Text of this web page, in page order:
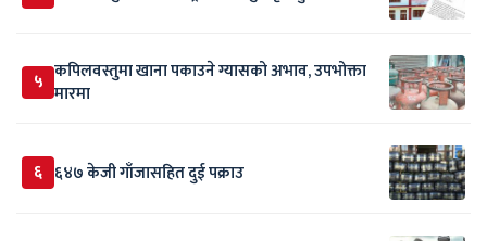
५ कपिलवस्तुमा खाना पकाउने ग्यासको अभाव, उपभोक्ता
मारमा
६ ६४७ केजी गाँजासहित दुई पक्राउ